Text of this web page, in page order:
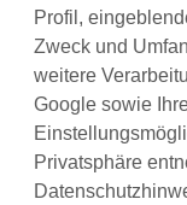
Profil,
Zweck und
weitere
Google sowie
Privatsphäre